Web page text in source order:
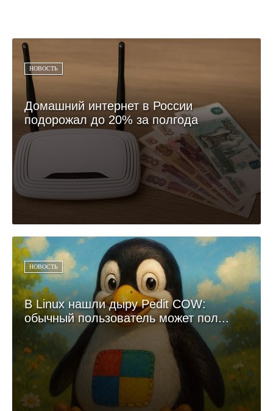
НОВОСТЬ
Домашний интернет в России
подорожал до 20% за полгода
НОВОСТЬ
В Linux нашли дыру Pedit COW:
обычный пользователь может пол...